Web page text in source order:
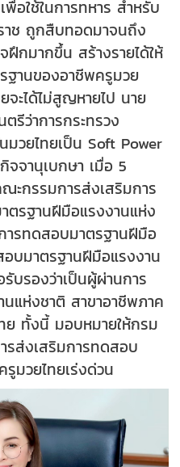
อใช้ในการทหาร สำหรับ
าช ถูกสืบทอดมาจนถึง
กมากขึ้น สร้างรายได้ให้
ฐานของอาชีพครูมวย
ะได้ไม่สูญหายไป นาย
ว่าการกระทรวง
วยไทยเป็น Soft Power
จจานุเบกษา เมื่อ 5
ะกรรมการส่งเสริมการ
รฐานฝีมือแรงงานแห่ง
รทดสอบมาตรฐานฝีมือ
บมาตรฐานฝีมือแรงงาน
บรองว่าเป็นผู้ผ่านการ
แห่งชาติ สาขาอาชีพภาค
ย ทั้งนี้ มอบหมายให้กรม
ส่งเสริมการทดสอบ
มวยไทยเร่งด่วน